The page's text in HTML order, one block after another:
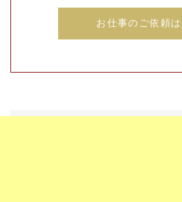
お仕事のご依頼